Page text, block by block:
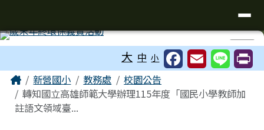
⏸
大 中 小
主內容區域
Home新營國小 教務處
校園公告
轉知國立高雄師範大學辦理115年度「國民小學教師加
註語文領域臺...
頁尾區域